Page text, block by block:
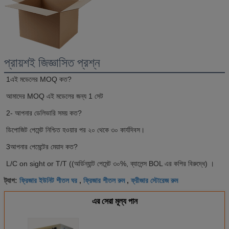
প্রায়শই জিজ্ঞাসিত প্রশ্ন
1এই মডেলের MOQ কত?
আমাদের MOQ এই মডেলের জন্য 1 সেট
2- আপনার ডেলিভারি সময় কত?
ডিপোজিট পেমেন্ট নিশ্চিত হওয়ার পর ২০ থেকে ৩০ কার্যদিবস।
3আপনার পেমেন্টের মেয়াদ কত?
L/C on sight or T/T ((অর্ডিন্যান্ট পেমেন্ট ৩০%, ব্যালেন্স BOL এর কপির বিরুদ্ধে) ।
ট্যাগ: ফ্রিজার ইউনিট শীতল ঘর , ফ্রিজার শীতল রুম,ফ্রীজার স্টোরেজ রুম
এর সেরা মূল্য পান